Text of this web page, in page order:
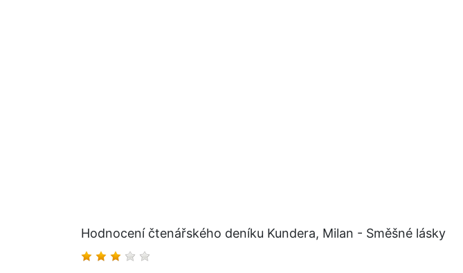
Hodnocení čtenářského deníku Kundera, Milan - Směšné lásky